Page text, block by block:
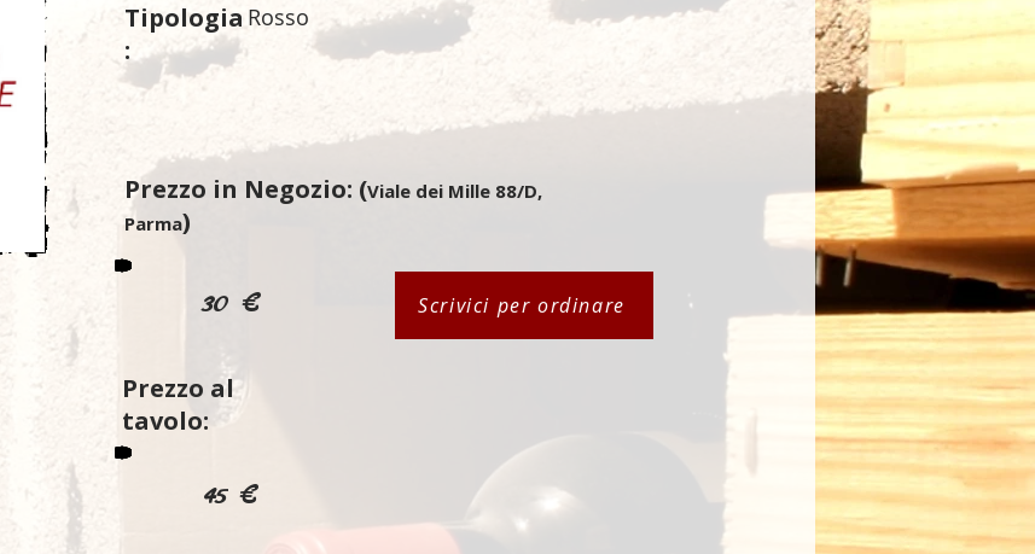
Tipologia
:
Rosso
Prezzo in Negozio: (Viale dei Mille 88/D,
Parma)
30 € Scrivici per ordinare
Prezzo al
tavolo:
45 €